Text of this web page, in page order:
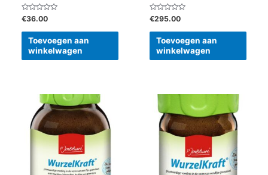
Gewaardeerd
0
uit
€36.00
Toevoegen aan
winkelwagen
Gewaardeerd
0
uit
€295.00
Toevoegen aan
winkelwagen